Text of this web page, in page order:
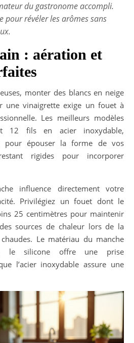
du gastronome accompli.
pour révéler les arômes sans
: aération et
monter des blancs en neige
une vinaigrette exige un fouet à
Les meilleurs modèles
12 fils en acier inoxydable,
pour épouser la forme de vos
rigides pour incorporer
influence directement votre
Privilégiez un fouet dont le
25 centimètres pour maintenir
sources de chaleur lors de la
Le matériau du manche
: le silicone offre une prise
l’acier inoxydable assure une